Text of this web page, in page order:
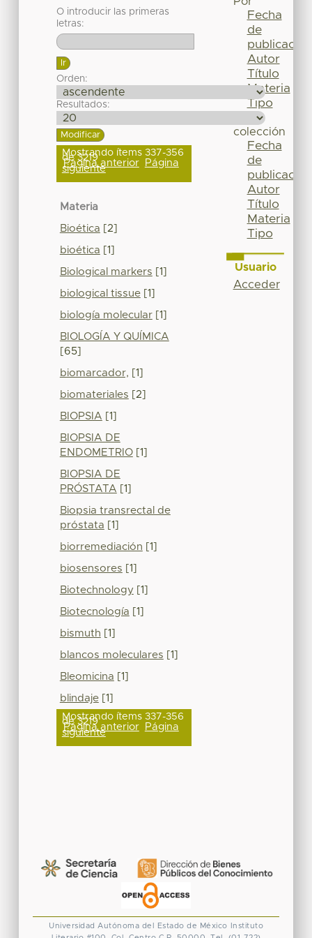
O introducir las primeras
letras:
Orden:
Resultados:
Mostrando ítems 337-356
de 3219
Página anterior Página
siguiente
Materia
Bioética [2]
bioética [1]
Biological markers [1]
biological tissue[1]
biología molecular[1]
BIOLOGÍA Y QUÍMICA
[65]
biomarcador, [1]
biomateriales [2]
BIOPSIA [1]
BIOPSIA DE
ENDOMETRIO[1]
BIOPSIA DE
PRÓSTATA [1]
Biopsia transrectal de
próstata [1]
biorremediación [1]
biosensores [1]
Biotechnology[1]
Biotecnología [1]
bismuth [1]
blancos moleculares [1]
Bleomicina [1]
blindaje[1]
Mostrando ítems 337-356
de 3219
Página anterior Página
siguiente
Fecha
de
publicación
Autor
Título
Materia
Tipo
colección
Fecha
de
publicación
Autor
Título
Materia
Tipo
Usuario
Acceder
Universidad Autónoma del Estado de México
Instituto